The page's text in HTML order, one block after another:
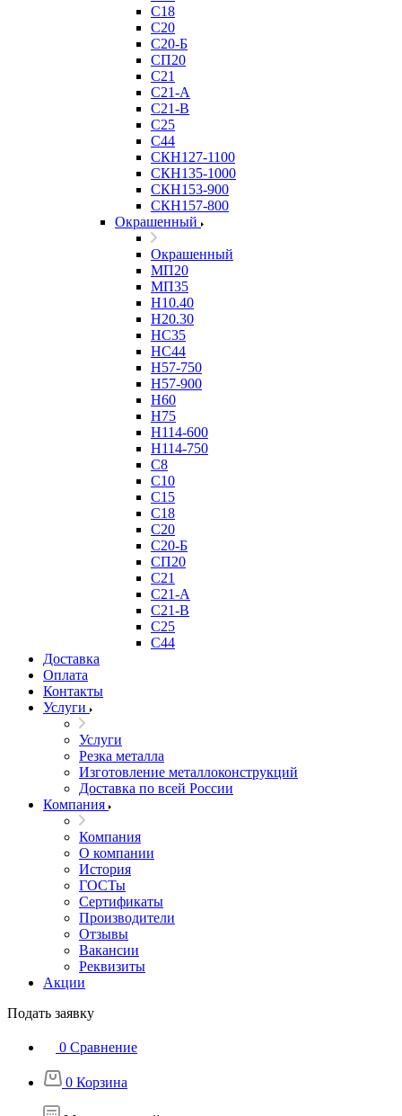
С18
С20
С20-Б
СП20
С21
С21-А
С21-В
С25
С44
СКН127-1100
СКН135-1000
СКН153-900
СКН157-800
Окрашенный
Окрашенный
МП20
МП35
Н10.40
Н20.30
НС35
НС44
Н57-750
Н57-900
Н60
Н75
Н114-600
Н114-750
С8
С10
С15
С18
С20
С20-Б
СП20
С21
С21-А
С21-В
С25
С44
Доставка
Оплата
Контакты
Услуги
Услуги
Резка металла
Изготовление металлоконструкций
Доставка по всей России
Компания
Компания
О компании
История
ГОСТы
Сертификаты
Производители
Отзывы
Вакансии
Реквизиты
Акции
Подать заявку
0 Сравнение
0 Корзина